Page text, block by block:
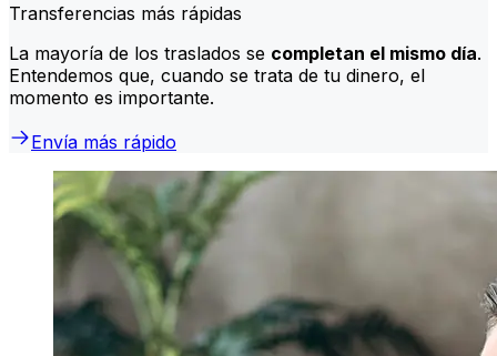
Transferencias más rápidas
La mayoría de los traslados se completan el mismo día.
Entendemos que, cuando se trata de tu dinero, el
momento es importante.
Envía más rápido